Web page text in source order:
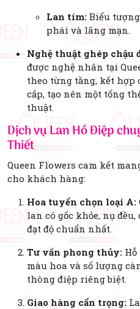
Lan tím: Biểu
phái và lãng mạn.
Nghệ thuật ghép chậu
được nghệ nhân tại
theo từng tầng, kết
cấp, tạo nên một tổng
thuật.
Dịch vụ Lan Hồ Điệp
Thiết
Queen Flowers cam kết
cho khách hàng:
Hoa tuyển chọn loại A:
lan có gốc khỏe, nụ
đạt độ chuẩn nhất.
Tư vấn phong thủy:
màu hoa và số lượng
thông điệp riêng biệt.
Giao hàng cẩn trọng: